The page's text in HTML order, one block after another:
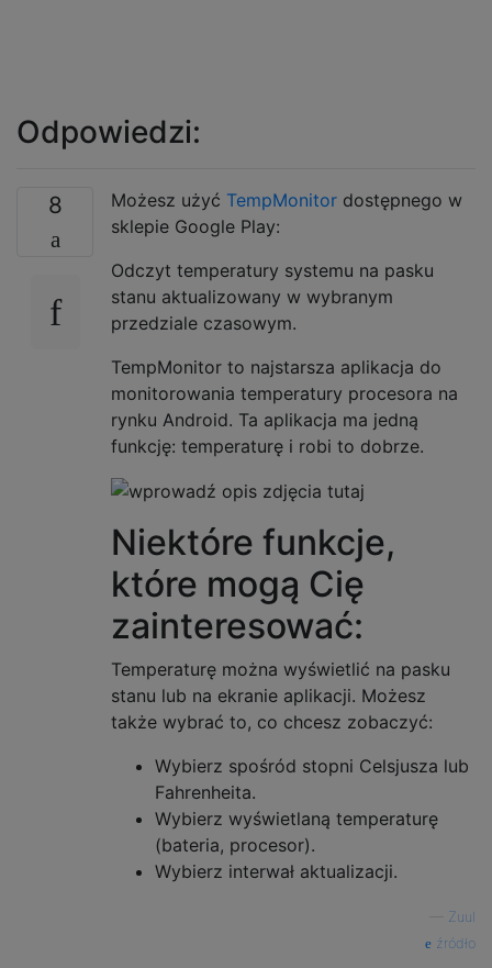
Odpowiedzi:
8 Możesz użyć TempMonitor dostępnego w
sklepie Google Play:
Odczyt temperatury systemu na pasku
stanu aktualizowany w wybranym
przedziale czasowym.
TempMonitor to najstarsza aplikacja do
monitorowania temperatury procesora na
rynku Android. Ta aplikacja ma jedną
funkcję: temperaturę i robi to dobrze.
Niektóre funkcje,
które mogą Cię
zainteresować:
Temperaturę można wyświetlić na pasku
stanu lub na ekranie aplikacji. Możesz
także wybrać to, co chcesz zobaczyć:
Wybierz spośród stopni Celsjusza lub
Fahrenheita.
Wybierz wyświetlaną temperaturę
(bateria, procesor).
Wybierz interwał aktualizacji.
Zuul
źródło